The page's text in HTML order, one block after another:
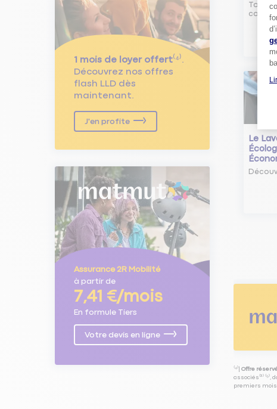
1 mois de loyer offert⁽⁴⁾.
Découvrez nos offres
flash LLD dès
maintenant.
J'en profite
Assurance 2R Mobilité
à partir de
7,41 €/mois
En formule Tiers
Votre devis en ligne
Tout
Le
⁽⁴⁾| Offre
associés⁽³⁾
premiers mois